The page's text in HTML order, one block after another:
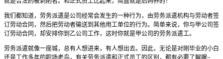
我们都知道，劳务派遣是公司经常会发生的一种行为，由劳务派遣机构与劳动者签
订劳动合同，然后把劳动者输送到其他用工单位的行为。简单来说，你与甲公司签
订劳动合同，却安排你到乙公司工作，这时你就是甲公司的劳务派遣工。
劳务派遣就像一座城，总有人想进来，有人想出去。因此，无论是对刚毕业的小白
还是工作多年的职场老鸟，有关劳务派遣和正式员工的区别，都有必要了解喔~